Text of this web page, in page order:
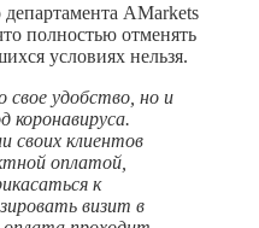
департамента AMarkets
полностью отменять
условиях нельзя.
свое удобство, но и
коронавируса.
своих клиентов
оплатой,
к
визит в